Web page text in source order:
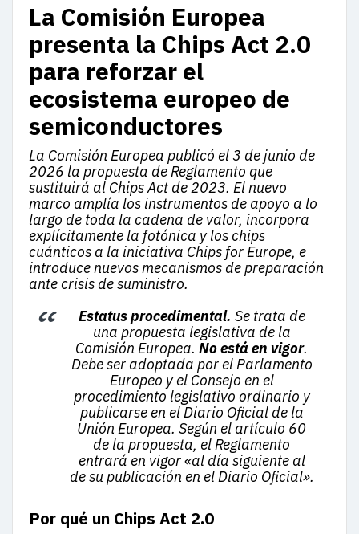
La Comisión Europea
presenta la Chips Act 2.0
para reforzar el
ecosistema europeo de
semiconductores
La Comisión Europea publicó el 3 de junio de
2026 la propuesta de Reglamento que
sustituirá al Chips Act de 2023. El nuevo
marco amplía los instrumentos de apoyo a lo
largo de toda la cadena de valor, incorpora
explícitamente la fotónica y los chips
cuánticos a la iniciativa Chips for Europe, e
introduce nuevos mecanismos de preparación
ante crisis de suministro.
Estatus procedimental. Se trata de
una propuesta legislativa de la
Comisión Europea. No está en vigor.
Debe ser adoptada por el Parlamento
Europeo y el Consejo en el
procedimiento legislativo ordinario y
publicarse en el Diario Oficial de la
Unión Europea. Según el artículo 60
de la propuesta, el Reglamento
entrará en vigor«al día siguiente al
de su publicación en el Diario Oficial».
Por qué un Chips Act 2.0